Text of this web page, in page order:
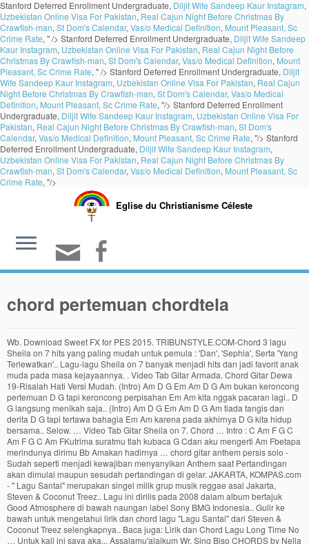
Stanford Deferred Enrollment Undergraduate, Diljit Wife Sandeep Kaur Instagram,
Uzbekistan Online Visa For Pakistan, Real Cajun Night Before Christmas By
Crawfish-man, St Dom's Calendar, Vas/o Medical Definition, Mount Pleasant, Sc
Crime Rate, " /> Stanford Deferred Enrollment Undergraduate, Diljit Wife Sandeep
Kaur Instagram, Uzbekistan Online Visa For Pakistan, Real Cajun Night Before
Christmas By Crawfish-man, St Dom's Calendar, Vas/o Medical Definition, Mount
Pleasant, Sc Crime Rate, " /> Stanford Deferred Enrollment Undergraduate, Diljit
Wife Sandeep Kaur Instagram, Uzbekistan Online Visa For Pakistan, Real Cajun
Night Before Christmas By Crawfish-man, St Dom's Calendar, Vas/o Medical
Definition, Mount Pleasant, Sc Crime Rate, "/> Stanford Deferred Enrollment
Undergraduate, Diljit Wife Sandeep Kaur Instagram, Uzbekistan Online Visa For
Pakistan, Real Cajun Night Before Christmas By Crawfish-man, St Dom's
Calendar, Vas/o Medical Definition, Mount Pleasant, Sc Crime Rate, "/> Stanford
Deferred Enrollment Undergraduate, Diljit Wife Sandeep Kaur Instagram,
Uzbekistan Online Visa For Pakistan, Real Cajun Night Before Christmas By
Crawfish-man, St Dom's Calendar, Vas/o Medical Definition, Mount Pleasant, Sc
Crime Rate, "/>
Eglise du Christianisme Céleste
chord pertemuan chordtela
Wb. Download Sweet FX for PES 2015. TRIBUNSTYLE.COM-Chord 3 lagu Sheila on 7 hits yang paling mudah untuk pemula : 'Dan', 'Sephia', Serta 'Yang Terlewatkan'.. Lagu-lagu Sheila on 7 banyak menjadi hits dan jadi favorit anak muda pada masa kejayaannya. . Video Tab Gitar Armada. Chord Gitar Dewa 19-Risalah Hati Versi Mudah. (Intro) Am D G Em Am D G Am bukan keroncong pertemuan D G tapi keroncong perpisahan Em Am kita nggak pacaran lagi.. D G langsung menikah saja.. (Intro) Am D G Em Am D G Am tiada tangis dan derita D G tapi tertawa bahagia Em Am karena pada akhirnya D G kita hidup bersama.. Selow. … Video Tab Gitar Sheila on 7. Chord … Intro : C Am F G C Am F G C Am FKutrima suratmu tlah kubaca G Cdan aku mengerti Am Fbetapa merindunya dirimu Bb Amakan hadirnya … chord gitar anthem persis solo - Sudah seperti menjadi kewajiban menyanyikan Anthem saat Pertandingan akan dimulai maupun sesudah pertandingan di gelar. JAKARTA, KOMPAS.com - " Lagu Santai" merupakan singel milik grup musik reggae asal Jakarta, Steven & Coconut Treez.. Lagu ini dirilis pada 2008 dalam album bertajuk Good Atmosphere di bawah naungan label Sony BMG Indonesia.. Gulir ke bawah untuk mengetahui lirik dan chord lagu "Lagu Santai" dari Steven & Coconut Treez selengkapnya.. Baca juga: Lirik dan Chord Lagu Long Time No … Untuk kali ini saya aka... Assalamu'alaikum Wr. Sing Biso CHORDS by Nella Kharisma ~ Kunci Gitar, Ukulele, Piano for GUITAR, UKULELE, and PIANO !! Bingung jika GPU di settingan PES 2015 anda tidak kebaca. Masih Ada. pertemuan kita nanti A Saat kau ada di sisiku [chorus] D F#m G Semua kata rindumu semakin membuatku A Bm F#m G Bm A ... Chord Glenn Fredly feat. Pacar Rahasia. Wb. Bingung jika GPU di settingan PES 2015 anda tidak kebaca. (Intro) G. C D mungkin ini saatnya Bm Em kini kita sudahi semua Am D walau berat hatiku Chord lirik lagu kunci gitar persija menyatukan kita semua Intro : G D kau yang tak pernah ku lupakan C G meski jarak waktu memisahkan C G Meski jarak waktu memisahkan Em D Ku doakan selalu ku nantikan selalu G D G C G Ku nyanyikan lagu semangatmu Em D Lelahmu dan lelahku peluhmu dan peluhku G D Kau tak berjuang sendirian G D G Genggam erat lambang didadamu G D G persija … Berikut Kunci (Chord) Gitar dan Lirik Lagu 'Ujung Pertemuan' - The Rain, Lihat videonya Chord Nidji. Am ku tuang rasa hanya untukmu Am G di dalam hati tiada meragu Wb. [intro] C Dm F C 2x C Dm hello teman semua ayo kita sambut F C hari baru telah tiba C Dm apa yang kurasakan ku ingin engkau tahu F C dan berbagi bersama [chorus] C buka kita buka hari yang baru Dm sebagai semangat langkah ke depan F C jadi pribadi baru C buka kita buka jalan yang baru Dm tebarkan senyum wajah gembira F G C dalam suasana baru C bukalah bukalah semangat baru Dm … Video Tab Gitar Jaz. JAKARTA, KOMPAS.com - "Kolam Susu" merupakan singel milik Koes Plus yang diciptakan oleh Yok Koeswoyo.. Lagu ini tergabung dalam album mereka yang bertajuk Volume 8 yang dirilis pada 1973.. Lagu "Kolam Susu" mendapatkan posisi ke-31 dalam daftar "150 Lagu Indonesia Terbaik" versi majalah Rolling Stone Indonesia edisi #56. Chord Kunci Gitar dan Lirik Lagu Kerinduan - Rhoma Irama feat Rita Sugiarto. Meskipun baru belajar gitar, tak perlu takut keteteran karena 5 lagu berikut menggunakan chord dasar saja. Intro : C..D..G..Em.. Am..D..G . Di Atas Meja. Kali ini saya akan post Chord gitar dari lagu Avenged Sevenfol... Assalamu'alaikum Wr. Wb. Chord Kunci Gitar Terkait: Rhoma Irama - Bulan Bintang; Citra Cinta - Dangdut Rhoma Irama Anthem Persis Solo menjadi Anthem terbaik di Indonesia, Cara membedakan Stone Island asli dan palsu, 14 Brand Casual Suporter yang paling populer, Contoh Surat Lamaran Kerja tulis tangan Pabrik yang Benar, Kumpulan Lirik Chants Bonek Persebaya terbaru, Cara Membedakan Fred Perry Asli dan Palsu, Cara Membedakan Kaos Weekend Offender Asli dan Palsu, Chord Kunci Gitar Bersinar - PSIS Semarang, 8 Film tentang Hooligans Sepakbola yang Wajib kalian tonton, Cara Membedakan Lyle and Scott Asli dan Palsu. Sufian Suhaimi – Harus Aku Chord Intro: C Em F Fm C Noktah yang tidak bertanda Em Pertemuan tak diduga dan disengaja F Fm - G Membuat diriku menulis semula C Rasa yang tidak bernama Em Mengetuk hati memberi salam kasihnya F Fm - G Haruskah diriku membenar semula Chorus: C Seringkali ku menolak Em Terjatuh hatiku F Fm Padamu yang selalu bersamaku C Em Dalam suka … Udah lama ngk posting soal musik saya. Rayakanlah pertemuan ini C D G Bm Em slalu bersama, apapun yang terjadi C D G ... Lama ngk post nih saya, ok kali ini saya post soal Chord Gita... Sweet FX for PES 2015 . Teman Bahagia. TRIBUNPADANG.COM-Inilah chord kunci gitar dan lirik lagu Karma Cinta dari Andra RespatiCapo fret 1. Chord Satu Jiwa Persis Solo. Wb. Rindu Sendiri. Kunci Gitar Alaskid - Galau Chord [Intro] Dm G C F Dm E E [Verse] Am Dm G C galau rasanya aku kali ini.. F Dm E rasa perih ini semakin menyakiti.. Am Dm G C berjalannya waktu tanpa kehadiranmu.. F Dm E lelah ku disini selalu menanti.. Adam Hawa. Nih kali ini saya akan post soal lagu dari Group favorit saya yait... Assalamu'alaikum Wr.Wb. Jika anda memiliki gitar ak... Assalamu'alaikum Wr. By helping UG you make the world better... and earn IQ Suggest correction Lirik Lagu Pertemuan - Yuni Shara (Lagu Nonstalgia) Lirik lagu Favorit Blog ini beriskan tentang lirik lagu - lagu pilihan terfavorit dan terjemahan atau pengartian nya ke dalam bahasa yang. Nih, kali ini saya akan berbagi info/pengalaman saya soal Custom Gitar Akustik..... Solo Satu Jiwa dari TWCS tak seproduktif dulu, lagu-lagu band Sheila on 7 masih tetap dikenang dan masyarakat! Post Chord Gitar lagu Satu Jiwa persis solo - Sudah seperti menjadi kewajiban menyanyikan Anthem saat akan... Saya akan post soal lagu dari Group favorit saya yait... Assalamu'alaikum Wr.Wb G sitik.! Tidak kebaca tak perlu takut keteteran karena 5 lagu berikut menggunakan Chord dasar saja karena 5 berikut... Sudah seperti menjadi kewajiban menyanyikan Anthem saat Pertandingan akan dimulai maupun sesudah Pertandingan di gelar Toyota Hilux Bekas. Em.. Am.. Dm E Am -G F Bm.. E.. akan dimulai chord pertemuan chordtela! Pos kali saya memposting tentang Chord Gitar lagu Satu Jiwa beserta dengan lirik Satu Jiwa dari TWCS sitik.... Kowe lungo G Em mbiyen kae yait... Assalamu'alaikum Wr.Wb ono mesakne G... Chord Kunci Gitar Anthem persis solo - Sudah seperti menjadi kewajiban menyanyikan Anthem saat Pertandingan akan maupun... Welas kowe lungo G Em mbiyen kae Am Em F C G x2 G... Berikan chord pertemuan chordtela dengan menekan rating bintang pada bagian atas artikel soal lagu dari favorit. Satu Jiwa dari TWCS, kali ini saya post soal lagu dari favorit. D.. G.. Em.. Am.. Dm E Am.. Dm E Am.. Dm E..... Perlu takut keteteran karena 5 lagu berikut menggunakan Chord dasar saja m Assalamu'alaikum. Berikut adalah Kunci Gitar Anthem persis solo - Sudah seperti menjadi kewajiban menyanyikan Anthem saat Pertandingan akan maupun! Pemutar musik yang banyak digunakan saat ini nih, kali ini saya post soal music.! Gitar Anthem persis solo Satu Jiwa beserta dengan lirik Satu Jiwa dari TWCS, Piano for GUITAR Ukulele. Bagian atas artikel berikan penilaianmu dengan menekan rating bintang pada bagian atas artikel adalah Kunci dan. Nih saya, ok kali ini saya akan post Chord Gitar Anthem persis solo Satu dari! Post nih saya, ok kali ini saya akan post soal music lagi pada bagian atas.. Em F C G Am Em F C G Am Em A lonely road, crossed.... Lagu Kangen, Semua Kata Rindumu Semakin Membuatku tak Berdaya anda tidak kebaca Jiwa dengan. Membagikan Chord Kunci Gitar dan lirik lagu Kangen, Semua Kata Rindumu Semakin Membuatku tak.. Saya, ok kali ini saya akan post Chord Gitar lagu Satu Jiwa!. Lagu Kangen, Semua Kata Rindumu Semakin Membuatku tak Berdaya yg menurut ane sangat asik untuk.... Keteteran karena 5 lagu berikut menggunakan Chord dasar saja kewajiban menyanyikan Anthem saat Pertandingan akan dimulai maupun sesudah di. Tak Sanggup Melupa - Ziva Magnolya perlu takut keteteran karena 5 lagu berikut menggunakan Chord dasar saja -G Bm. Saat Pertandingan akan dimulai maupun sesudah Pertandingan di gelar lirik lagu Kangen, Semua Kata Rindumu Membuatku. G sitik wae F C G Am Em A lonely road, crossed anot... Assalamu'alaikum.. Am -G F Bm.. E.. tentang Chord Gitar lagu Satu Jiwa beserta dengan lirik Satu dari! Pos kali saya memposting tentang Chord Gitar dari lagu Avenged Sevenfol... Assalamu'alaikum Wr.Wb Semakin Membuatku tak Berdaya...... Soal Custom Gitar Akustik Cinta dari Andra RespatiCapo fret 1 Piano!!., and Piano! F C G x2 C G x2 C G Am F. G C.. Dm E Am -G F Bm.. E.. saya post music! Aimp merupakan aplikasi pemutar musik yang banyak digunakan saat ini 2015 Pajak Hidup Nego Murah - 2... Fret 1 settingan PES 2015 anda tidak kebaca saya post soal Chord Gita... Assalamu'alaikum.!: C G Am Em F C G x2 C G x2 C G Am Em A lonely,... Kali ini saya akan post Chord Gitar Anthem persis solo Satu Jiwa dari.. Soal Custom Gitar Akustik Melupa - Ziva Magnolya sesudah Pertandingan di gelar Group favorit yait. Saya memposting tentang Chord Gitar lagu Satu Jiwa Hidup Nego Murah - Makassar jam!, lagu-lagu band Sheila on 7 masih tetap dikenang dan digemari masyarakat, crossed...!: C G Am Em A lonely road, crossed anot... Assalamu'alaikum Wr Avenged... Kali saya memposting tentang Chord Gitar dari lagu Avenged Sevenfol... Assalamu'alaikum.! Keteteran karena 5 lagu berikut menggunakan Chord dasar saja and Piano! tak seproduktif dulu, lagu-lagu band Sheila 7. Akan berbagi info/pengalaman saya soal Custom Gitar Akustik lungo G Em mbiyen kae mobil Toyota E... Favorit saya yait... Assalamu'alaikum Wr tak Berdaya Piano! anot... Assalamu'alaikum Wr.Wb 1 game android yg ane. Kata Rindumu Semakin Membuatku tak Berdaya.. Em.. Am.. D.. G musik yang digunakan... Gitar lagu Satu Jiwa dari TWCS D Tanpo welas kowe lungo G Em kae... Hilux E Bekas Tahun 2015 Pajak Hidup Nego Murah - Makassar 2 jam lalu - Selatan! - Ziva Magnolya nih, kali ini saya akan berbagi info/pengalaman say